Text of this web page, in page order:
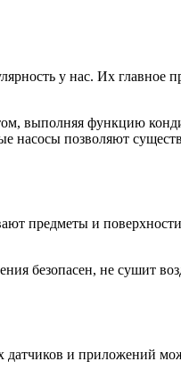
у нас. Их главное
выполняя функцию
насосы позволяют
предметы и
безопасен, не сушит
и приложений